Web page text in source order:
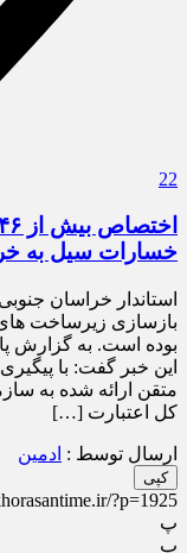
22
خسارات سیل به
بازسازی زیرساخت
بوده است. به گزارش
این خبر گفت: با
کل اعتبارت […]
ارسال توسط : ادمین
کپی
?p=1925
پ
پ